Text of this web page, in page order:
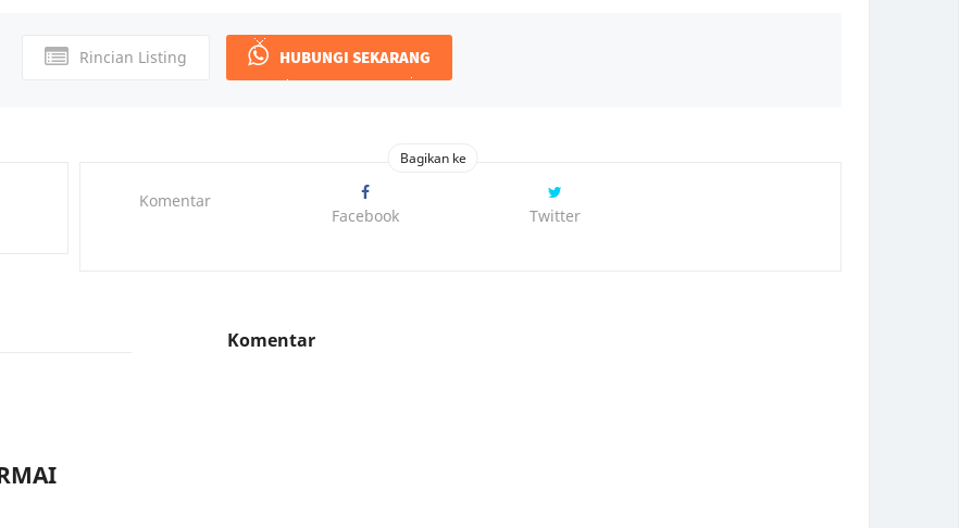
Rincian Listing HUBUNGI SEKARANG
Komentar
Facebook Twitter
Komentar